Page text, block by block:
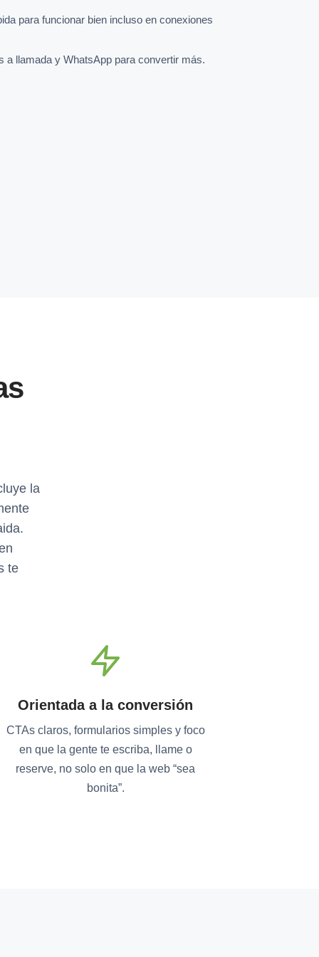
para funcionar bien incluso en conexiones
a llamada y WhatsApp para convertir más.
la
te
Orientada a la conversión
CTAs claros, formularios simples y foco
en que la gente te escriba, llame o
reserve, no solo en que la web “sea
bonita”.